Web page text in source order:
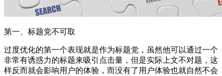
第一、标题党不可取
过度优化的第一个表现就是作为标题党，虽然他可以通过一个
非常有诱惑力的标题来吸引点击量，但是实际上文不对题，这
样反而就会影响用户的体验，而没有了用户体验也就自然不会